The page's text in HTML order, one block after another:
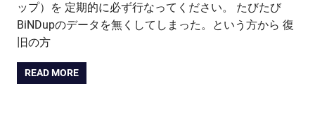
ップ）を 定期的に必ず行なってください。 たびたび
BiNDupのデータを無くしてしまった。という方から 復
旧の方
READ MORE